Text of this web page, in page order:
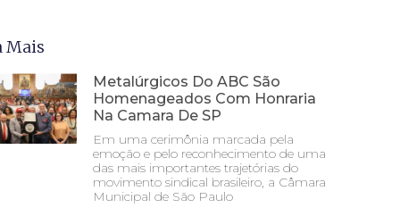
Mais
Metalúrgicos Do ABC São
Homenageados Com Honraria
Na Camara De SP
Em uma cerimônia marcada pela
emoção e pelo reconhecimento de uma
das mais importantes trajetórias do
movimento sindical brasileiro, a Câmara
Municipal de São Paulo